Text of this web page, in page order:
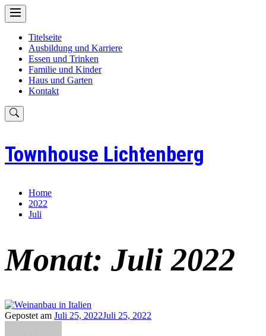
Skip
to
Titelseite
Ausbildung und Karriere
Essen und Trinken
Familie und Kinder
Haus und Garten
Kontakt
Townhouse Lichtenberg
Home
2022
Juli
Monat: Juli 2022
Gepostet am Juli 25, 2022Juli 25, 2022